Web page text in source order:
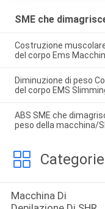
SME che
Costruzione
del corpo Ems
Diminuzione di peso
del corpo EMS
ABS SME che
peso della macchina/
Macchina Di